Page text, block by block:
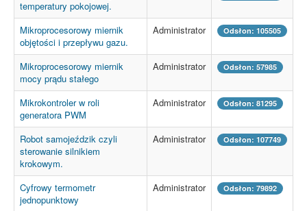
temperatury pokojowej.
Mikroprocesorowy miernik
objętości i przepływu gazu.
Administrator Odsłon: 105505
Mikroprocesorowy miernik
mocy prądu stałego
Administrator Odsłon: 57985
Mikrokontroler w roli
generatora PWM
Administrator Odsłon: 81295
Robot samojeździk czyli
sterowanie silnikiem
krokowym.
Administrator Odsłon: 107749
Cyfrowy termometr
jednopunktowy
Administrator Odsłon: 79892